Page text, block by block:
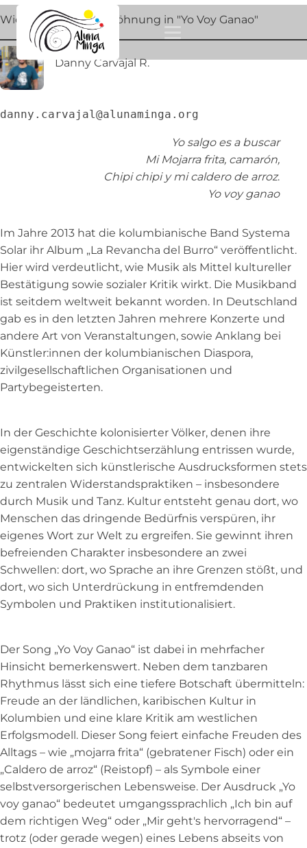
Widerstand und Versöhnung in "Yo Voy Ganao"
Aluna Minga e. V.
Danny Carvajal R.
danny.carvajal@alunaminga.org
Yo salgo es a buscar
Mi Mojarra frita, camarón,
Chipi chipi y mi caldero de arroz.
Yo voy ganao
Im Jahre 2013 hat die kolumbianische Band Systema
Solar ihr Album „La Revancha del Burro“ veröffentlicht.
Hier wird verdeutlicht, wie Musik als Mittel kultureller
Bestätigung sowie sozialer Kritik wirkt. Die Musikband
ist seitdem weltweit bekannt worden. In Deutschland
gab es in den letzten Jahren mehrere Konzerte und
andere Art von Veranstaltungen, sowie Anklang bei
Künstler:innen der kolumbianischen Diaspora,
zivilgesellschaftlichen Organisationen und
Partybegeisterten.
In der Geschichte kolonisierter Völker, denen ihre
eigenständige Geschichtserzählung entrissen wurde,
entwickelten sich künstlerische Ausdrucksformen stets
zu zentralen Widerstandspraktiken – insbesondere
durch Musik und Tanz. Kultur entsteht genau dort, wo
Menschen das dringende Bedürfnis verspüren, ihr
eigenes Wort zur Welt zu ergreifen. Sie gewinnt ihren
befreienden Charakter insbesondere an zwei
Schwellen: dort, wo Sprache an ihre Grenzen stößt, und
dort, wo sich Unterdrückung in entfremdenden
Symbolen und Praktiken institutionalisiert.
Der Song „Yo Voy Ganao“ ist dabei in mehrfacher
Hinsicht bemerkenswert. Neben dem tanzbaren
Rhythmus lässt sich eine tiefere Botschaft übermitteln:
Freude an der ländlichen, karibischen Kultur in
Kolumbien und eine klare Kritik am westlichen
Erfolgsmodell. Dieser Song feiert einfache Freuden des
Alltags – wie „mojarra frita“ (gebratener Fisch) oder ein
„Caldero de arroz“ (Reistopf) – als Symbole einer
selbstversorgerischen Lebensweise. Der Ausdruck „Yo
voy ganao“ bedeutet umgangssprachlich „Ich bin auf
dem richtigen Weg“ oder „Mir geht's hervorragend“ –
trotz (oder gerade wegen) eines Lebens abseits von